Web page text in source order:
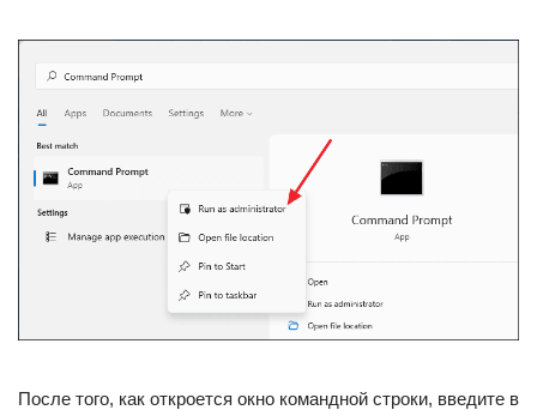
После того, как откроется окно командной строки, введите в